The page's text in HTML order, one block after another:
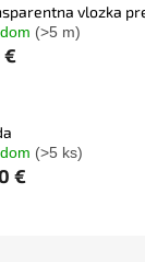
vlozka
(>5 m)
€
(>5 ks)
€